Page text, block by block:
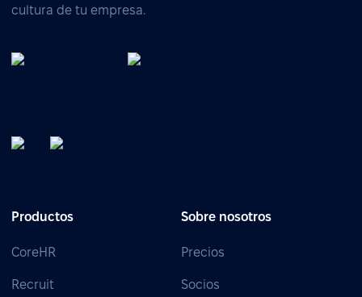
cultura de tu empresa.
Productos
CoreHR
Recruit
Sobre nosotros
Precios
Socios